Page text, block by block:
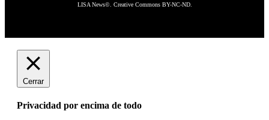
LISA News©. Creative Commons BY-NC-ND.
Cerrar
Privacidad por encima de todo